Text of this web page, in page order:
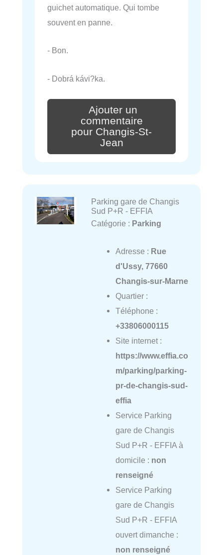
guichet automatique. Qui tombe
souvent en panne.
- Bon.
- Dobrá kávi?ka.
Ajouter un
commentaire
pour Changis-St-
Jean
Parking gare de Changis
Sud P+R - EFFIA
Catégorie : Parking
Adresse : Rue
d'Ussy, 77660
Changis-sur-Marne
Quartier :
Téléphone :
+33806000115
Site internet :
https://www.effia.co
m/parking/parking-
pr-de-changis-sud-
effia
Service Parking
gare de Changis
Sud P+R - EFFIA à
domicile : non
renseigné
Service Parking
gare de Changis
Sud P+R - EFFIA
ouvert dimanche :
non renseigné